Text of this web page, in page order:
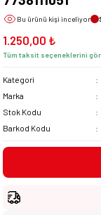
Bu ürünü kişi inceliyor
1.250,00 ₺
Tüm taksit seçeneklerini
Kategori
Marka
Stok Kodu
Barkod Kodu